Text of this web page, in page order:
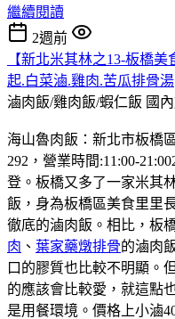
繼續閱讀
2週前
【新北米其林之13-板橋
起.白菜滷.雞肉.苦瓜排骨湯
滷肉飯/雞肉飯/蝦仁飯 國
海山魯肉飯：新北市板橋
292，營業時間:11:00-
登。板橋又多了一家米其
飯，身為板橋區美食里里
徹底的滷肉飯。相比，板
肉 、 葉家藥燉排骨的滷肉
口的膠質也比較不明顯。
的應該會比較愛，就這點
是用餐環境。價格上小滷